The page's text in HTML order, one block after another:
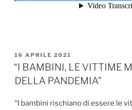
PUBBLICATO
IL
16 APRILE 2021
“I BAMBINI, LE VITTIME
DELLA PANDEMIA”
“I bambini rischiano di essere le